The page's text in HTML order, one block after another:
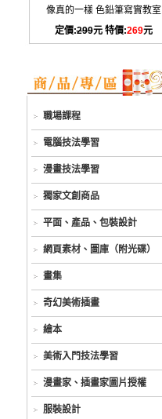
像真的一樣 色鉛筆寫實教室
定價:299元 特價:269元
職場課程
電腦技法學習
漫畫技法學習
獨家文創商品
平面、產品、包裝設計
網頁素材、圖庫（附光碟）
畫集
奇幻美術插畫
繪本
美術入門技法學習
漫畫家、插畫家圖片授權
服裝設計